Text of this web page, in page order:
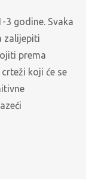
3 godine. Svaka
zalijepiti
prema
koji će se